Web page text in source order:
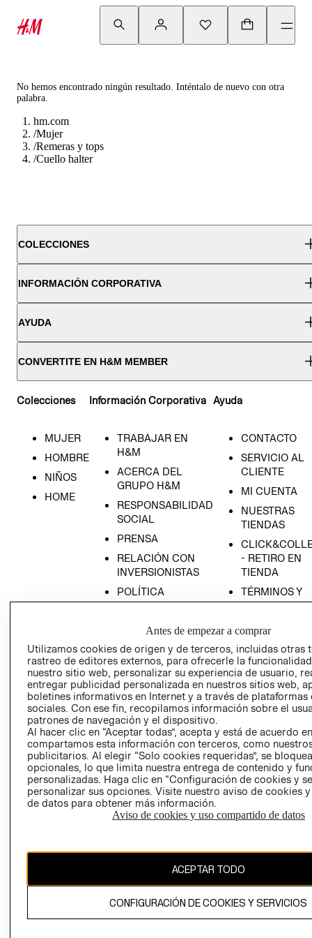
No hemos encontrado ningún resultado. Inténtalo de nuevo con otra
palabra.
hm.com
/Mujer
/Remeras y tops
/Cuello halter
COLECCIONES
INFORMACIÓN CORPORATIVA
AYUDA
CONVERTITE EN H&M MEMBER
Colecciones
MUJER
HOMBRE
NIÑOS
HOME
Información Corporativa
TRABAJAR EN
H&M
ACERCA DEL
GRUPO H&M
RESPONSABILIDAD
SOCIAL
PRENSA
RELACIÓN CON
INVERSIONISTAS
POLÍTICA
EMPRESARIAL
Ayuda
CONTACTO
SERVICIO AL
CLIENTE
MI CUENTA
NUESTRAS
TIENDAS
- RETIRO EN
TIENDA
TÉRMINOS Y
CONDICIONES
PRIVACIDAD
GIFT CARD
AVISO DE
COOKIES
Uruguay ($U)
El contenido de esta página web está protegido por copyright y es
propiedad de H&M Hennes & Mauritz AB.
Antes de empezar a comprar
Utilizamos cookies de origen y de terceros, incluidas otras
rastreo de editores externos, para ofrecerle la
nuestro sitio web, personalizar su experiencia de usuario,
entregar publicidad personalizada en nuestros sitios web,
boletines informativos en Internet y a través de plataformas
sociales. Con ese fin, recopilamos información sobre el
patrones de navegación y el dispositivo.
Al hacer clic en “Aceptar todas”, acepta y está de acuerdo
compartamos esta información con terceros, como
publicitarios. Al elegir “Solo cookies requeridas”, se
opcionales, lo que limita nuestra entrega de contenido y
personalizadas. Haga clic en “Configuración de cookies y
personalizar sus opciones. Visite nuestro aviso de cookies
de datos para obtener más información.
Aviso de cookies y uso compartido de datos
ACEPTAR TODO
CONFIGURACIÓN DE COOKIES Y SERVICIOS